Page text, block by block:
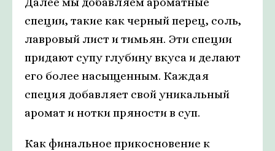
специи, такие как черный перец, соль,
лавровый лист и тимьян. Эти специи
придают супу глубину вкуса и делают
его более насыщенным. Каждая
специя добавляет свой уникальный
аромат и нотки пряности в суп.
Как финальное прикосновение к